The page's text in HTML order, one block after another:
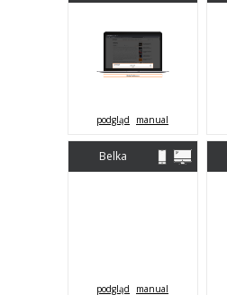
podgląd manual
Belka
podgląd manual